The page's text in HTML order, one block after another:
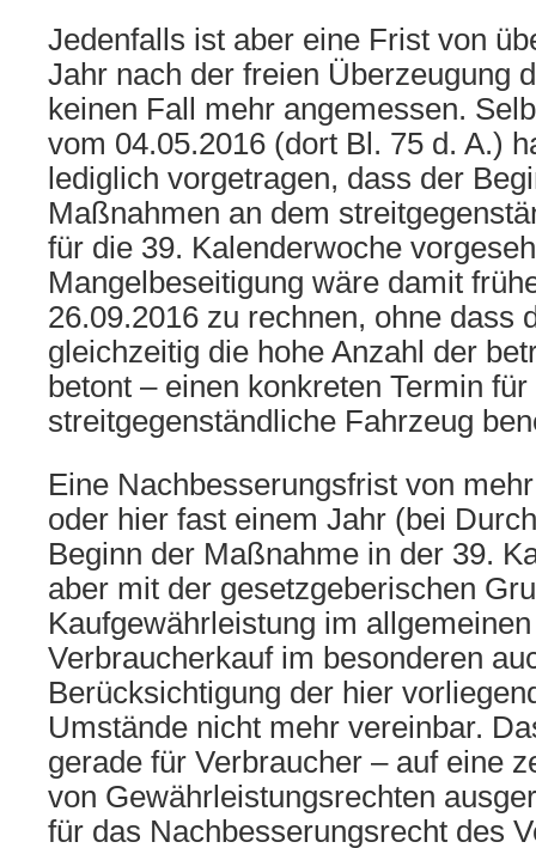
Jedenfalls ist aber eine Frist von
Jahr nach der freien Überzeugung
keinen Fall mehr angemessen.
vom 04.05.2016 (dort Bl. 75 d. A.)
lediglich vorgetragen, dass der
Maßnahmen an dem
für die 39. Kalenderwoche
Mangelbeseitigung wäre damit
26.09.2016 zu rechnen, ohne dass
gleichzeitig die hohe Anzahl der
betont – einen konkreten Termin für
streitgegenständliche Fahrzeug
Eine Nachbesserungsfrist von
oder hier fast einem Jahr (bei
Beginn der Maßnahme in der 39.
aber mit der gesetzgeberischen
Kaufgewährleistung im
Verbraucherkauf im besonderen
Berücksichtigung der hier
Umstände nicht mehr vereinbar.
gerade für Verbraucher – auf eine
von Gewährleistungsrechten
für das Nachbesserungsrecht des